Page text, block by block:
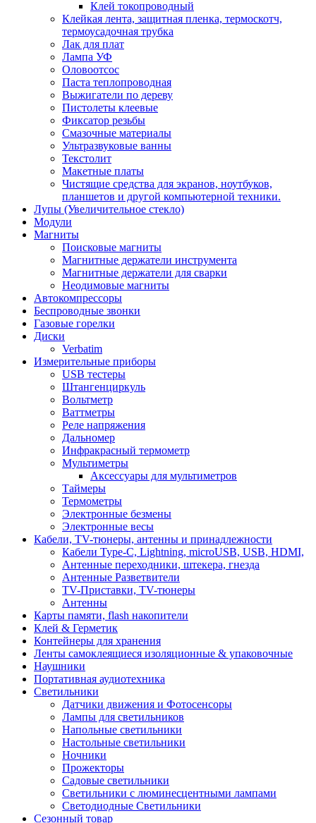
Клей токопроводный
Клейкая лента, защитная пленка, термоскотч,
термоусадочная трубка
Лак для плат
Лампа УФ
Оловоотсос
Паста теплопроводная
Выжигатели по дереву
Пистолеты клеевые
Фиксатор резьбы
Смазочные материалы
Ультразвуковые ванны
Текстолит
Макетные платы
Чистящие средства для экранов, ноутбуков,
планшетов и другой компьютерной техники.
Лупы (Увеличительное стекло)
Модули
Магниты
Поисковые магниты
Магнитные держатели инструмента
Магнитные держатели для сварки
Неодимовые магниты
Автокомпрессоры
Беспроводные звонки
Газовые горелки
Диски
Verbatim
Измерительные приборы
USB тестеры
Штангенциркуль
Вольтметр
Ваттметры
Реле напряжения
Дальномер
Инфракрасный термометр
Мультиметры
Аксессуары для мультиметров
Таймеры
Термометры
Электронные безмены
Электронные весы
Кабели, TV-тюнеры, антенны и принадлежности
Кабели Type-C, Lightning, microUSB, USB, HDMI,
Антенные переходники, штекера, гнезда
Антенные Разветвители
TV-Приставки, TV-тюнеры
Антенны
Карты памяти, flash накопители
Клей & Герметик
Контейнеры для хранения
Ленты самоклеящиеся изоляционные & упаковочные
Наушники
Портативная аудиотехника
Светильники
Датчики движения и Фотосенсоры
Лампы для светильников
Напольные светильники
Настольные светильники
Ночники
Прожекторы
Садовые светильники
Светильники с люминесцентными лампами
Светодиодные Светильники
Сезонный товар